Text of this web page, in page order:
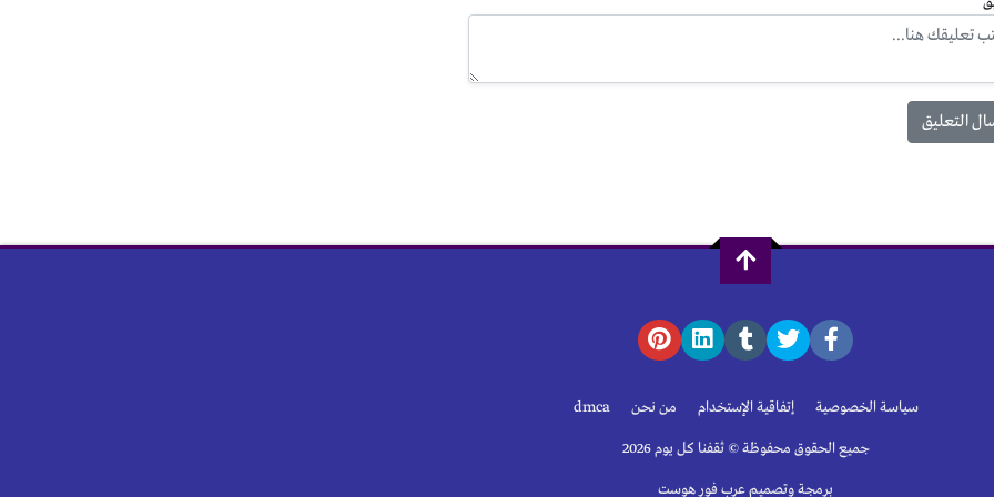
سياسة الخصوصية إتفاقية الإستخدام من نحن dmca
جميع الحقوق محفوظة © ثقفنا كل يوم 2026
برمجة وتصميم عرب فور هوست